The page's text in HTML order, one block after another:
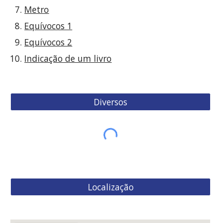
Metro
Equívocos 1
Equívocos 2
Indicação de um livro
Diversos
Localização